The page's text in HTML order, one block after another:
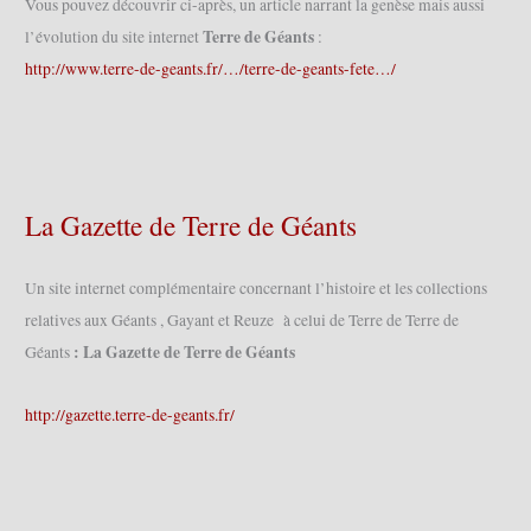
Vous pouvez découvrir ci-après, un article narrant la genèse mais aussi
l’évolution du site internet Terre de Géants :
http://www.terre-de-geants.fr/…/terre-de-geants-fete…/
La Gazette de Terre de Géants
Un site internet complémentaire concernant l’histoire et les collections
relatives aux Géants , Gayant et Reuze à celui de Terre de Terre de
Géants : La Gazette de Terre de Géants
http://gazette.terre-de-geants.fr/